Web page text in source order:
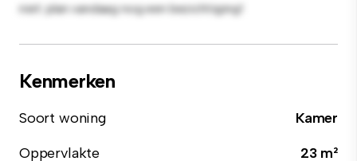
niet: plan vandaag nog een bezichtiging!
Kenmerken
Soort woning
Kamer
Oppervlakte
23 m²